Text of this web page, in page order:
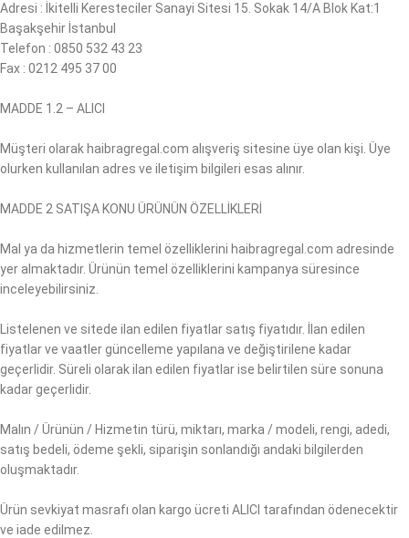
Adresi : İkitelli Keresteciler Sanayi Sitesi 15. Sokak 14/A Blok Kat:1
Başakşehir İstanbul
Telefon : 0850 532 43 23
Fax : 0212 495 37 00
MADDE 1.2 – ALICI
Müşteri olarak haibragregal.com alışveriş sitesine üye olan kişi. Üye
olurken kullanılan adres ve iletişim bilgileri esas alınır.
MADDE 2 SATIŞA KONU ÜRÜNÜN ÖZELLİKLERİ
Mal ya da hizmetlerin temel özelliklerini haibragregal.com adresinde
yer almaktadır. Ürünün temel özelliklerini kampanya süresince
inceleyebilirsiniz.
Listelenen ve sitede ilan edilen fiyatlar satış fiyatıdır. İlan edilen
fiyatlar ve vaatler güncelleme yapılana ve değiştirilene kadar
geçerlidir. Süreli olarak ilan edilen fiyatlar ise belirtilen süre sonuna
kadar geçerlidir.
Malın / Ürünün / Hizmetin türü, miktarı, marka / modeli, rengi, adedi,
satış bedeli, ödeme şekli, siparişin sonlandığı andaki bilgilerden
oluşmaktadır.
Ürün sevkiyat masrafı olan kargo ücreti ALICI tarafından ödenecektir
ve iade edilmez.